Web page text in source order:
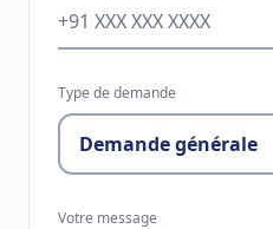
Type de demande
Votre message